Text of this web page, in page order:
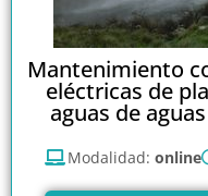
Mantenimiento
eléctricas de
aguas de
Modalidad: online